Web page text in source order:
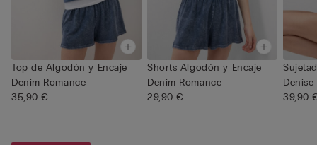
Top de Algodón y Encaje
Denim Romance
35,90 €
Shorts Algodón y Encaje
Denim Romance
29,90 €
39,90